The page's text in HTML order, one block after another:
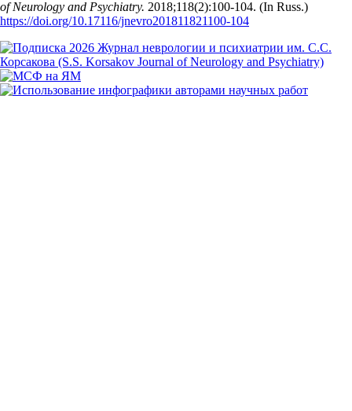
of Neurology and Psychiatry. 2018;118(2):100‑104. (In Russ.)
https://doi.org/10.17116/jnevro201811821100-104